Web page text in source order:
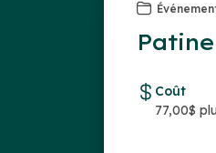
Coût
77,00$